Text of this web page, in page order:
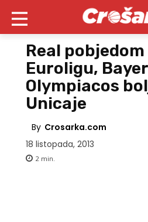
Real
Euroligu,
Olympiacos
Unicaje
By Crosarka.com
18 listopada, 2013
2 min.